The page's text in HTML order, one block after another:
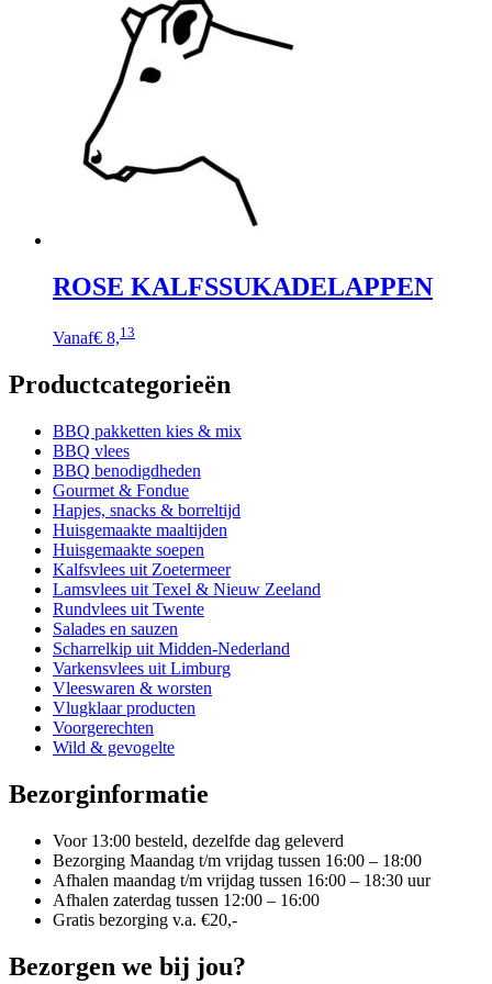
meerdere
variaties.
optie
de
ROSE KALFSSUKADELAPPEN
Vanaf€ 8,13
meerdere
Deze
kan
gekozen
worden
op
de
productpagina
Productcategorieën
BBQ pakketten kies & mix
BBQ vlees
BBQ benodigdheden
Gourmet & Fondue
Hapjes, snacks & borreltijd
Huisgemaakte maaltijden
Huisgemaakte soepen
Kalfsvlees uit Zoetermeer
Lamsvlees uit Texel & Nieuw Zeeland
Rundvlees uit Twente
Salades en sauzen
Scharrelkip uit Midden-Nederland
Varkensvlees uit Limburg
Vleeswaren & worsten
Vlugklaar producten
Voorgerechten
Wild & gevogelte
Bezorginformatie
Voor 13:00 besteld, dezelfde dag geleverd
Bezorging Maandag t/m vrijdag tussen 16:00 – 18:00
Afhalen maandag t/m vrijdag tussen 16:00 – 18:30 uur
Afhalen zaterdag tussen 12:00 – 16:00
Gratis bezorging v.a. €20,-
Bezorgen we bij jou?